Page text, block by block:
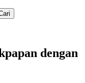
dengan